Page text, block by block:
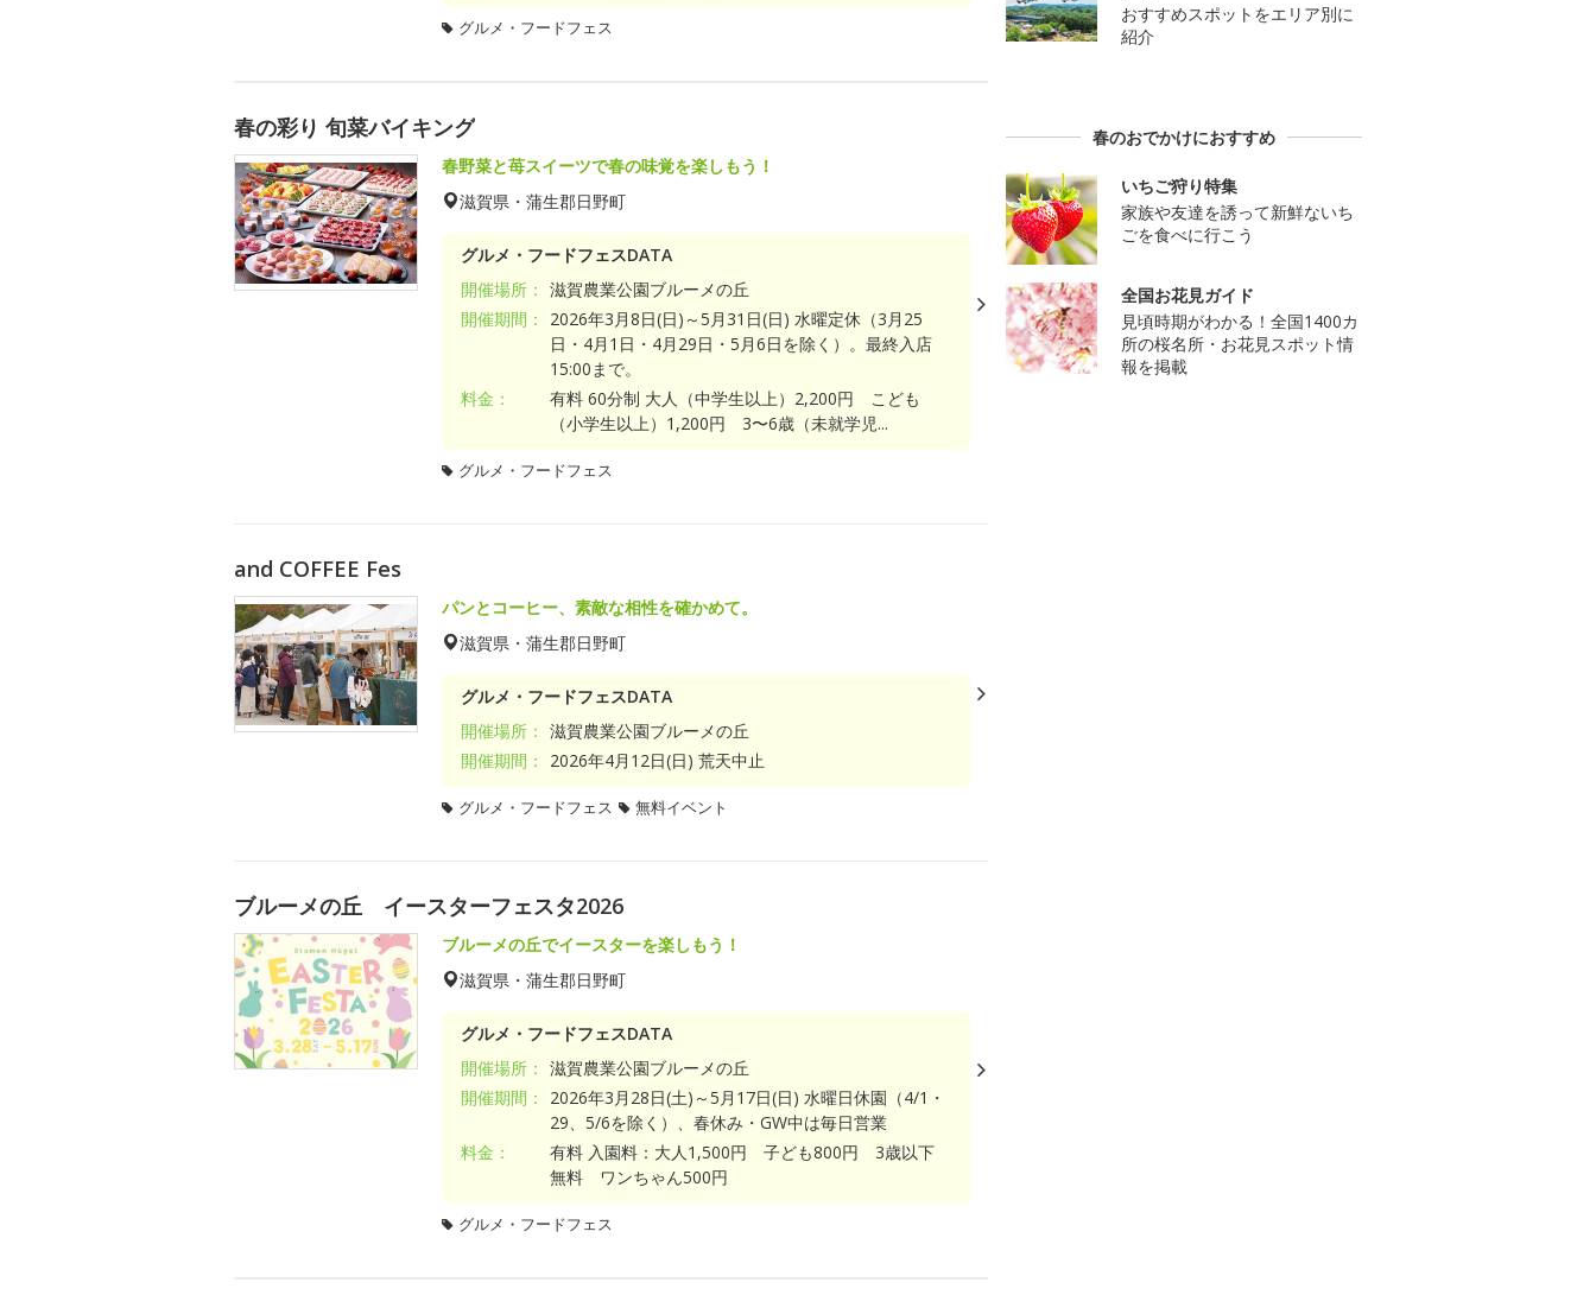
グルメ・フードフェス
春の彩り 旬菜バイキング
春野菜と苺スイーツで春の味覚を楽しもう！
滋賀県・蒲生郡日野町
グルメ・フードフェスDATA
開催場所： 滋賀農業公園ブルーメの丘
開催期間：
2026年3月8日(日)～5月31日(日) 水曜定休（3月25
日・4月1日・4月29日・5月6日を除く）。最終入店
15:00まで。
料金：
有料 60分制 大人（中学生以上）2,200円 こども
（小学生以上）1,200円 3〜6歳（未就学児...
グルメ・フードフェス
and COFFEE Fes
パンとコーヒー、素敵な相性を確かめて。
滋賀県・蒲生郡日野町
グルメ・フードフェスDATA
開催場所： 滋賀農業公園ブルーメの丘
開催期間：
2026年4月12日(日) 荒天中止
グルメ・フードフェス 無料イベント
ブルーメの丘 イースターフェスタ2026
ブルーメの丘でイースターを楽しもう！
滋賀県・蒲生郡日野町
グルメ・フードフェスDATA
開催場所： 滋賀農業公園ブルーメの丘
開催期間：
2026年3月28日(土)～5月17日(日) 水曜日休園（4/1・
29、5/6を除く）、春休み・GW中は毎日営業
料金：
有料 入園料：大人1,500円 子ども800円 3歳以下
無料 ワンちゃん500円
グルメ・フードフェス
おすすめスポットをエリア別に
紹介
春のおでかけにおすすめ
いちご狩り特集
家族や友達を誘って新鮮ないち
ごを食べに行こう
全国お花見ガイド
見頃時期がわかる！全国1400カ
所の桜名所・お花見スポット情
報を掲載